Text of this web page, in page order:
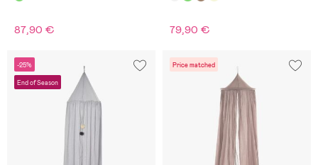
87,90 € 79,90 €
-25%
End of Season
Price matched